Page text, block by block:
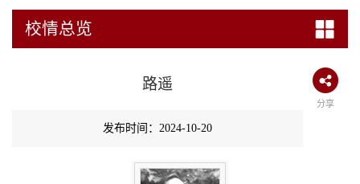
校情总览
路遥
分享
发布时间：2024-10-20